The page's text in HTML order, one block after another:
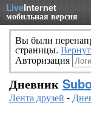
LiveInternet
мобильная версия
Вы были
страницы.
Авторизация
Дневник
Лента друзей -